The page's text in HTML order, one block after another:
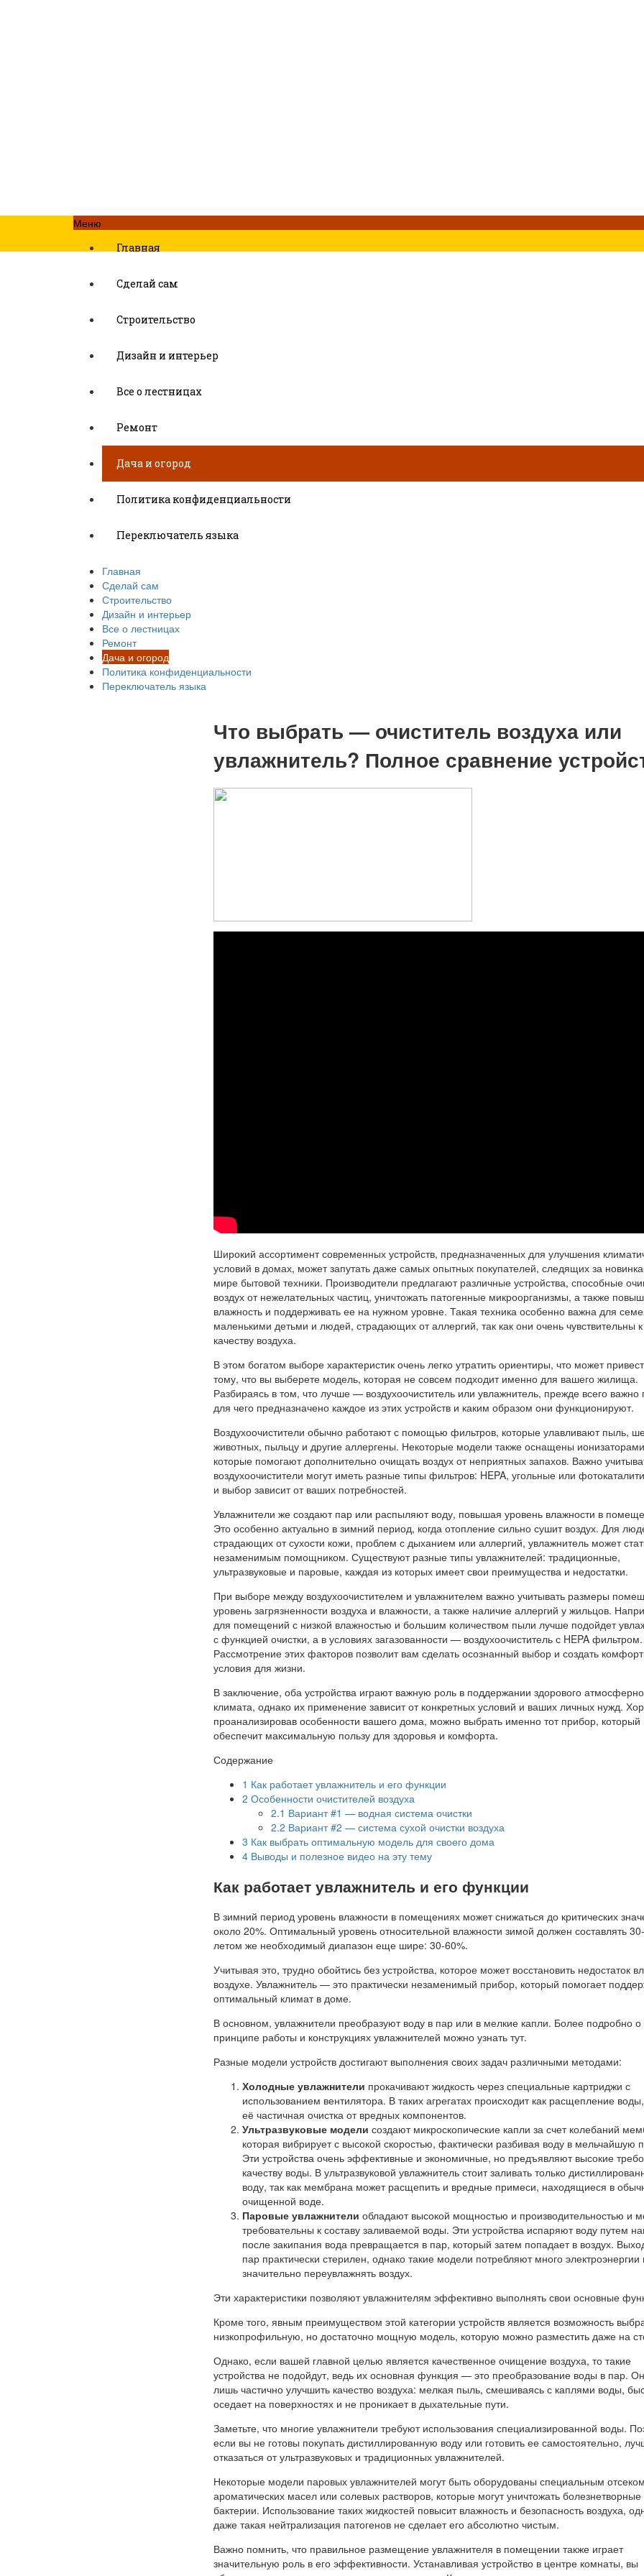
Меню
Главная
Сделай сам
Строительство
Дизайн и интерьер
Все о лестницах
Ремонт
Дача и огород
Политика конфиденциальности
Переключатель языка
Главная
Сделай сам
Строительство
Дизайн и интерьер
Все о лестницах
Ремонт
Дача и огород
Политика конфиденциальности
Переключатель языка
Что выбрать — очиститель воздуха или
увлажнитель? Полное сравнение
Широкий ассортимент современных устройств, предназначенных для улучшения
условий в домах, может запутать даже самых опытных покупателей, следящих за
мире бытовой техники. Производители предлагают различные устройства, способные
воздух от нежелательных частиц, уничтожать патогенные микроорганизмы, а также
влажность и поддерживать ее на нужном уровне. Такая техника особенно важна для
маленькими детьми и людей, страдающих от аллергий, так как они очень чувствительны к
качеству воздуха.
В этом богатом выборе характеристик очень легко утратить ориентиры, что может
тому, что вы выберете модель, которая не совсем подходит именно для вашего жилища.
Разбираясь в том, что лучше — воздухоочиститель или увлажнитель, прежде всего важно
для чего предназначено каждое из этих устройств и каким образом они функционируют.
Воздухоочистители обычно работают с помощью фильтров, которые улавливают пыль,
животных, пыльцу и другие аллергены. Некоторые модели также оснащены
которые помогают дополнительно очищать воздух от неприятных запахов. Важно
воздухоочистители могут иметь разные типы фильтров: HEPA, угольные или
и выбор зависит от ваших потребностей.
Увлажнители же создают пар или распыляют воду, повышая уровень влажности в
Это особенно актуально в зимний период, когда отопление сильно сушит воздух. Для
страдающих от сухости кожи, проблем с дыханием или аллергий, увлажнитель может
незаменимым помощником. Существуют разные типы увлажнителей: традиционные,
ультразвуковые и паровые, каждая из которых имеет свои преимущества и недостатки.
При выборе между воздухоочистителем и увлажнителем важно учитывать размеры
уровень загрязненности воздуха и влажности, а также наличие аллергий у жильцов.
для помещений с низкой влажностью и большим количеством пыли лучше подойдет
с функцией очистки, а в условиях загазованности — воздухоочиститель с HEPA фильтром.
Рассмотрение этих факторов позволит вам сделать осознанный выбор и создать
условия для жизни.
В заключение, оба устройства играют важную роль в поддержании здорового
климата, однако их применение зависит от конкретных условий и ваших личных нужд.
проанализировав особенности вашего дома, можно выбрать именно тот прибор, который
обеспечит максимальную пользу для здоровья и комфорта.
Содержание
1 Как работает увлажнитель и его функции
2 Особенности очистителей воздуха
2.1 Вариант #1 — водная система очистки
2.2 Вариант #2 — система сухой очистки воздуха
3 Как выбрать оптимальную модель для своего дома
4 Выводы и полезное видео на эту тему
Как работает увлажнитель и его функции
В зимний период уровень влажности в помещениях может снижаться до критических
около 20%. Оптимальный уровень относительной влажности зимой должен составлять
летом же необходимый диапазон еще шире: 30-60%.
Учитывая это, трудно обойтись без устройства, которое может восстановить недостаток
воздухе. Увлажнитель — это практически незаменимый прибор, который помогает
оптимальный климат в доме.
В основном, увлажнители преобразуют воду в пар или в мелкие капли. Более подробно о
принципе работы и конструкциях увлажнителей можно узнать тут.
Разные модели устройств достигают выполнения своих задач различными методами:
Холодные увлажнители прокачивают жидкость через специальные картриджи с
использованием вентилятора. В таких агрегатах происходит как расщепление
её частичная очистка от вредных компонентов.
Ультразвуковые модели создают микроскопические капли за счет колебаний
которая вибрирует с высокой скоростью, фактически разбивая воду в мельчайшую
Эти устройства очень эффективные и экономичные, но предъявляют высокие
качеству воды. В ультразвуковой увлажнитель стоит заливать только
воду, так как мембрана может расщепить и вредные примеси, находящиеся в
очищенной воде.
Паровые увлажнители обладают высокой мощностью и производительностью и
требовательны к составу заливаемой воды. Эти устройства испаряют воду путем
после закипания вода превращается в пар, который затем попадает в воздух.
пар практически стерилен, однако такие модели потребляют много электроэнергии
значительно переувлажнять воздух.
Эти характеристики позволяют увлажнителям эффективно выполнять свои основные
Кроме того, явным преимуществом этой категории устройств является возможность
низкопрофильную, но достаточно мощную модель, которую можно разместить даже на
Однако, если вашей главной целью является качественное очищение воздуха, то такие
устройства не подойдут, ведь их основная функция — это преобразование воды в пар.
лишь частично улучшить качество воздуха: мелкая пыль, смешиваясь с каплями воды,
оседает на поверхностях и не проникает в дыхательные пути.
Заметьте, что многие увлажнители требуют использования специализированной воды.
если вы не готовы покупать дистиллированную воду или готовить ее самостоятельно,
отказаться от ультразвуковых и традиционных увлажнителей.
Некоторые модели паровых увлажнителей могут быть оборудованы специальным
ароматических масел или солевых растворов, которые могут уничтожать болезнетворные
бактерии. Использование таких жидкостей повысит влажность и безопасность воздуха,
даже такая нейтрализация патогенов не сделает его абсолютно чистым.
Важно помнить, что правильное размещение увлажнителя в помещении также играет
значительную роль в его эффективности. Устанавливая устройство в центре комнаты, вы